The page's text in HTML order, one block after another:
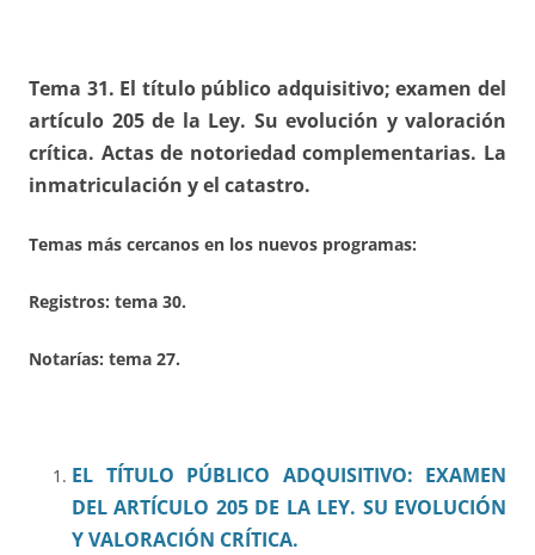
Tema 31. El título público adquisitivo; examen del
artículo 205 de la Ley. Su evolución y valoración
crítica. Actas de notoriedad complementarias. La
inmatriculación y el catastro.
Temas más cercanos en los nuevos programas:
Registros: tema 30.
Notarías: tema 27.
EL TÍTULO PÚBLICO ADQUISITIVO: EXAMEN
DEL ARTÍCULO 205 DE LA LEY. SU EVOLUCIÓN
Y VALORACIÓN CRÍTICA.